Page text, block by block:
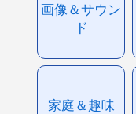
画像＆サウン
ド
家庭＆趣味